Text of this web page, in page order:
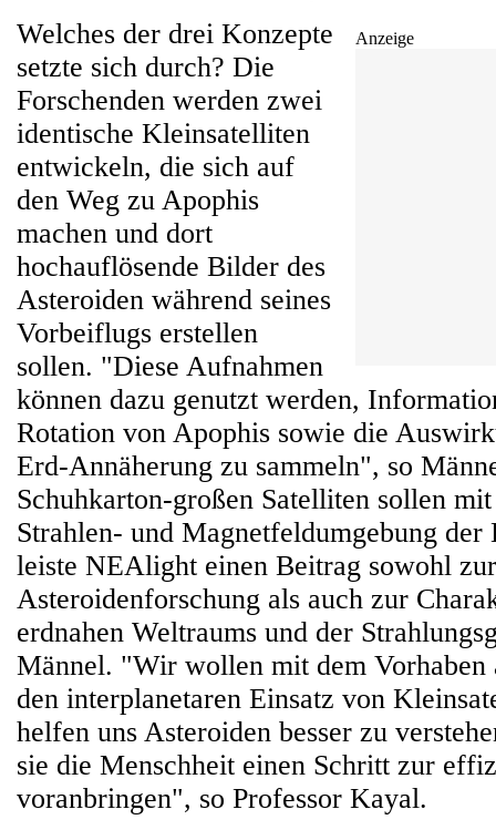
Anzeige
Welches der drei Konzepte
setzte sich durch? Die
Forschenden werden zwei
identische Kleinsatelliten
entwickeln, die sich auf
den Weg zu Apophis
machen und dort
hochauflösende Bilder des
Asteroiden während seines
Vorbeiflugs erstellen
sollen. "Diese Aufnahmen
können dazu genutzt werden,
Rotation von Apophis sowie die
Erd-Annäherung zu sammeln", so
Schuhkarton-großen Satelliten sollen
Strahlen- und Magnetfeldumgebung der
leiste NEAlight einen Beitrag sowohl zur
Asteroidenforschung als auch zur
erdnahen Weltraums und der
Männel. "Wir wollen mit dem Vorhaben
den interplanetaren Einsatz von
helfen uns Asteroiden besser zu
sie die Menschheit einen Schritt zur
voranbringen", so Professor Kayal.